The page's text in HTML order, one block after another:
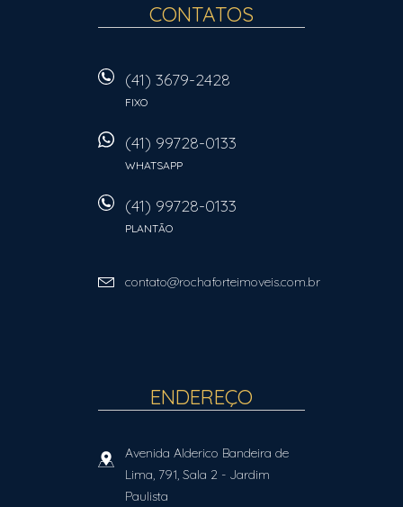
CONTATOS
(41) 3679-2428
FIXO
(41) 99728-0133
WHATSAPP
(41) 99728-0133
PLANTÃO
contato@rochaforteimoveis.com.br
ENDEREÇO
Avenida Alderico Bandeira de
Lima, 791, Sala 2 - Jardim
Paulista